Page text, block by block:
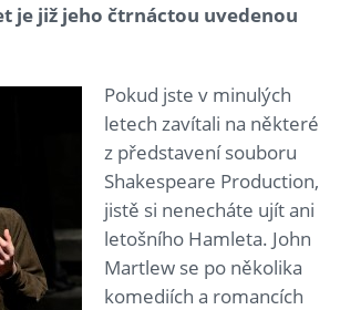
je již jeho čtrnáctou uvedenou
Pokud jste v minulých
letech zavítali na některé
z představení souboru
Shakespeare Production,
jistě si nenecháte ujít ani
letošního Hamleta. John
Martlew se po několika
komediích a romancích